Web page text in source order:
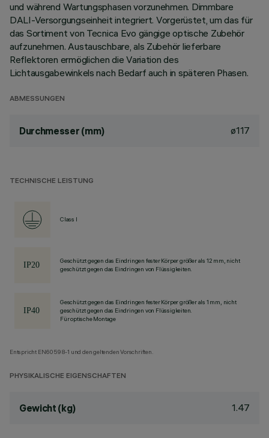
und während Wartungsphasen vorzunehmen. Dimmbare
DALI-Versorgungseinheit integriert. Vorgerüstet, um das für
das Sortiment von Tecnica Evo gängige optische Zubehör
aufzunehmen. Austauschbare, als Zubehör lieferbare
Reflektoren ermöglichen die Variation des
Lichtausgabewinkels nach Bedarf auch in späteren Phasen.
ABMESSUNGEN
Durchmesser (mm) ø117
TECHNISCHE LEISTUNG
Class I
Geschützt gegen das Eindringen fester Körper größer als 12 mm, nicht
geschützt gegen das Eindringen von Flüssigkeiten.
Geschützt gegen das Eindringen fester Körper größer als 1 mm, nicht
geschützt gegen das Eindringen von Flüssigkeiten.
Für optische Montage
Entspricht EN60598-1 und den geltenden Vorschriften.
PHYSIKALISCHE EIGENSCHAFTEN
Gewicht (kg) 1.47